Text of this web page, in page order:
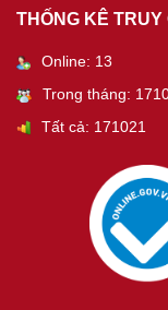
THỐNG KÊ TRUY
Online: 13
Trong tháng:
Tất cả: 171021